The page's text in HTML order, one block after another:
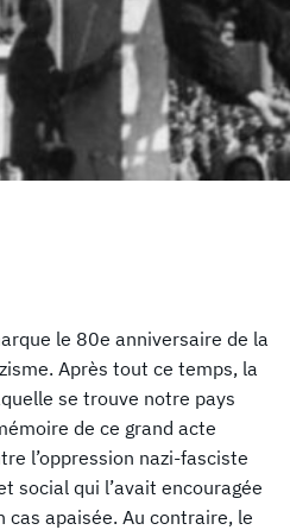
le 80e anniversaire de la
Après tout ce temps, la
se trouve notre pays
de ce grand acte
l’oppression nazi-fasciste
social qui l’avait encouragée
cas apaisée. Au contraire, le